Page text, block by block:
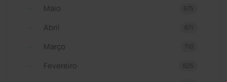
Maio 675
Abril 671
Março 710
Fevereiro 625